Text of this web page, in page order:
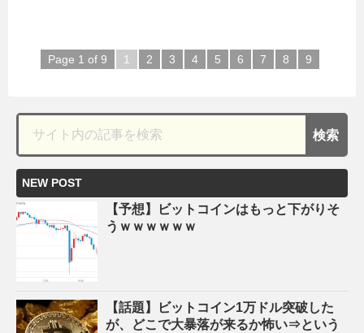
Page 1 of 9 1 2 3 4 5 6 7 8 9
NEW POST
【予想】ビットコインはもっと下がりそ
うｗｗｗｗｗｗ
【話題】ビットコイン1万ドル突破した
が、どこで大暴落が来るか怖い⇒という